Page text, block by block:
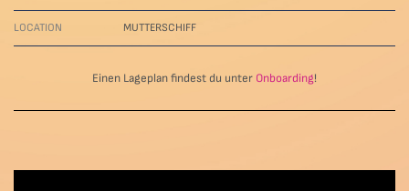
LOCATION MUTTERSCHIFF
Einen Lageplan findest du unter Onboarding!